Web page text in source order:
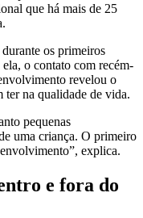
que há mais de 25
os primeiros
o contato com recém-
revelou o
ter na qualidade de vida.
pequenas
uma criança. O primeiro
explica.
e fora do